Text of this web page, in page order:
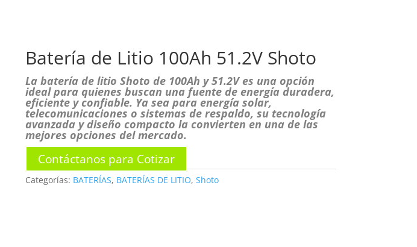
Batería de Litio 100Ah 51.2V Shoto
La batería de litio Shoto de 100Ah y 51.2V es una opción
ideal para quienes buscan una fuente de energía duradera,
eficiente y confiable. Ya sea para energía solar,
telecomunicaciones o sistemas de respaldo, su tecnología
avanzada y diseño compacto la convierten en una de las
mejores opciones del mercado.
Contáctanos para Cotizar
Categorías: BATERÍAS, BATERÍAS DE LITIO, Shoto